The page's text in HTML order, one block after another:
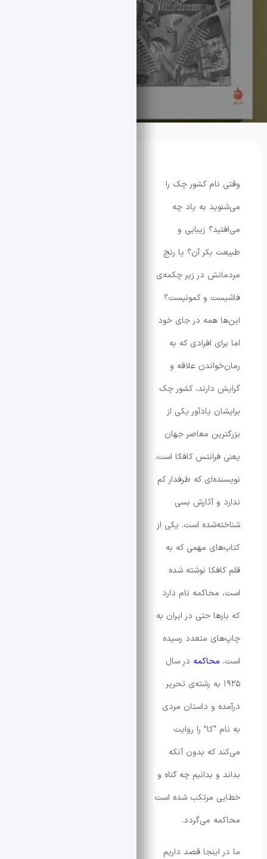
کشور چک را
به یاد چه
زیبایی و
بکر آن؟ یا رنج
در زیر چکمه‌ی
و کمونیست؟
همه در جای خود
افرادی که به
علاقه و
دارند، کشور چک
یادآور یکی از
معاصر جهان
کافکا است.
که طرفدار کم
آثارش بسی
است. یکی از
مهمی که به
نوشته شده
نام دارد
حتی در ایران به
متعدد رسیده
در سال
به رشته‌ی تحریر
و داستان مردی
را روایت
بدون آنکه
بدانیم چه گناه و
مرتکب شده است
می‌گردد.
قصد داریم